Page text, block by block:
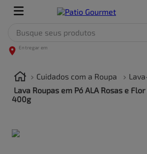
Cuidados com a Roupa
Lava Roupas em Pó ALA Rosas e
400g
TERMOS MAIS BUSCADOS
2º
3º